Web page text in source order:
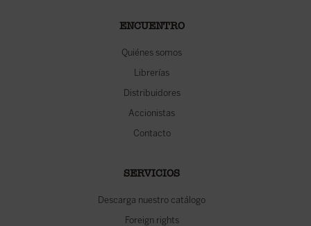
ENCUENTRO
Quiénes somos
Librerías
Distribuidores
Accionistas
Contacto
SERVICIOS
Descarga nuestro catálogo
Foreign rights